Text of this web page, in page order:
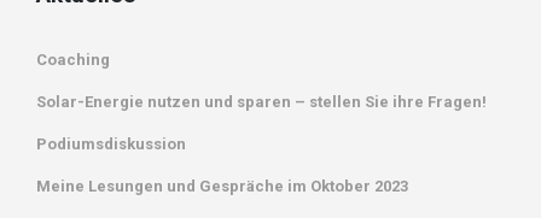
Coaching
Solar-Energie nutzen und sparen – stellen Sie ihre Fragen!
Podiumsdiskussion
Meine Lesungen und Gespräche im Oktober 2023